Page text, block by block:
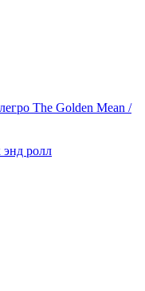
The Golden Mean /